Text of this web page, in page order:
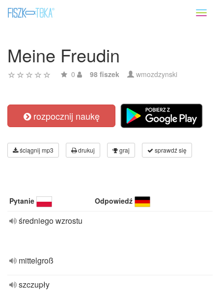
Meine Freudin
0 98 fiszek wmozdzynski
rozpocznij naukę
ściągnij mp3 drukuj graj sprawdź się
Pytanie Odpowiedź
średniego wzrostu
mittelgroß
szczupły